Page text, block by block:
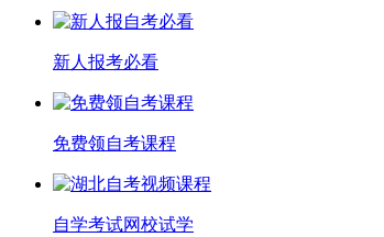
新人报考必看
免费领自考课程
自学考试网校试学